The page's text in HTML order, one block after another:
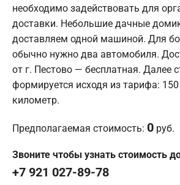
необходимо задействовать для
доставки. Небольшие дачные
доставляем одной машиной. Для
обычно нужно два автомобиля.
от г. Пестово — бесплатная. Далее
формируется исходя из тарифа: 150
километр.
Предполагаемая стоимость: 0 руб.
Звоните чтобы узнать стоимость
+7 921 027-89-78